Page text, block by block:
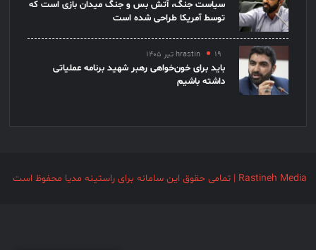
سیاست جنگ، آتش بس و جنگ میدان بازی است که
توسط آمریکا طراحی شده است
hrastin ۱۹ تیر ۱۴۰۵
باید برای خون‌خواهی رهبر شهید برنامه عملیاتی
داشته باشیم
Rastineh Media | تمامی حقوق این سامانه برای راستینه مدیا محفوظ است